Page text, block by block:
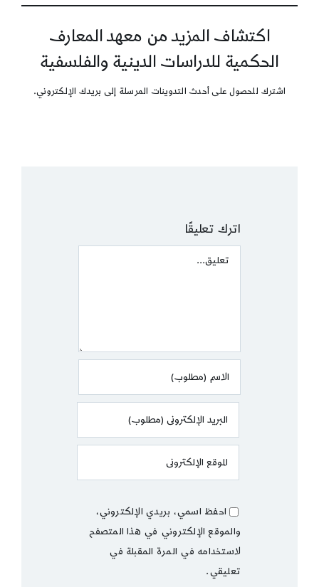
اكتشاف المزيد من معهد المعارف
الحكمية للدراسات الدينية والفلسفية
اشترك للحصول على أحدث التدوينات المرسلة إلى بريدك الإلكتروني.
اترك تعليقًا
Comment
احفظ اسمي، بريدي الإلكتروني،
والموقع الإلكتروني في هذا المتصفح
لاستخدامه في المرة المقبلة في
تعليقي.